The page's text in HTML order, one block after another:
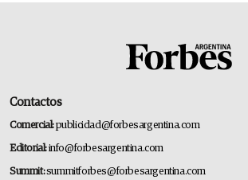
Contactos
Comercial:publicidad@forbesargentina.com
Editorial:info@forbesargentina.com
Summit:summitforbes@forbesargentina.com